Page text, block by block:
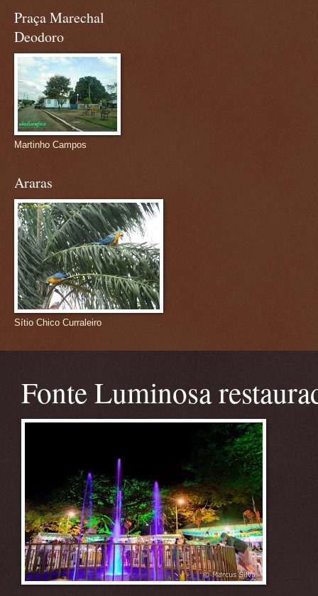
Praça Marechal
Deodoro
Martinho Campos
Araras
Sítio Chico Curraleiro
Fonte Luminosa